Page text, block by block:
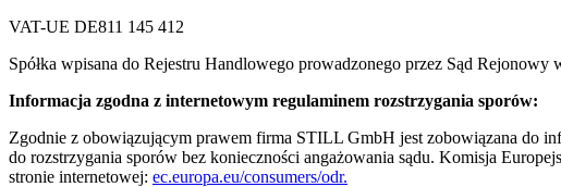
VAT-UE DE811 145 412
Spółka wpisana do Rejestru Handlowego prowadzonego przez Sąd
Informacja zgodna z internetowym regulaminem rozstrzygania sporów:
Zgodnie z obowiązującym prawem firma STILL GmbH jest zobowiązana do
do rozstrzygania sporów bez konieczności angażowania sądu. Komisja
stronie internetowej: ec.europa.eu/consumers/odr.